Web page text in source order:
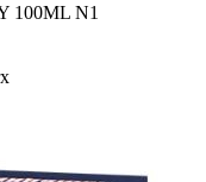
100ML N1